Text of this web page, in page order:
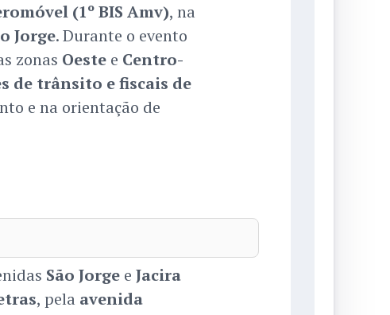
(1º BIS Amv), na
Jorge. Durante o evento
zonas Oestee Centro-
de trânsito e fiscais de
e na orientação de
São Jorgee Jacira
, pela avenida